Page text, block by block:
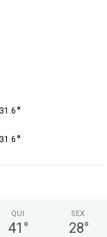
31.6 °
31.6 °
QUI
41 °
SEX
28°